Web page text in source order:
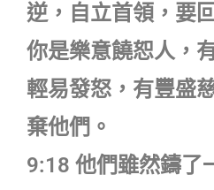
逆，自立首領，要
你是樂意饒恕人，
輕易發怒，有豐盛
棄他們。
9:18 他們雖然鑄了